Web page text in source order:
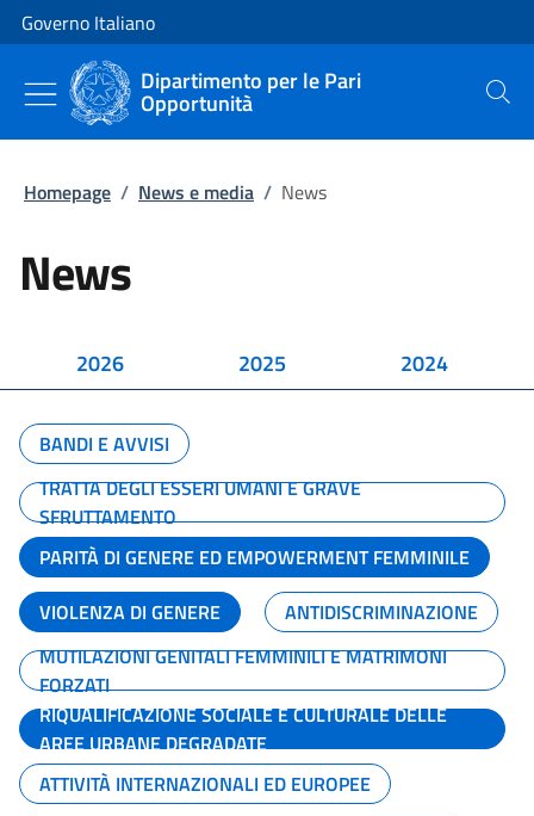
Vai al contenuto
Vai alla navigazione del sito
Governo Italiano
Dipartimento per le Pari
Opportunità Cerca
Homepage / News e media / News
News
2026 2025 2024
BANDI E AVVISI
TRATTA DEGLI ESSERI UMANI E GRAVE
SFRUTTAMENTO
PARITÀ DI GENERE ED EMPOWERMENT FEMMINILE
VIOLENZA DI GENERE
ANTIDISCRIMINAZIONE
MUTILAZIONI GENITALI FEMMINILI E MATRIMONI
FORZATI
RIQUALIFICAZIONE SOCIALE E CULTURALE DELLE
AREE URBANE DEGRADATE
ATTIVITÀ INTERNAZIONALI ED EUROPEE